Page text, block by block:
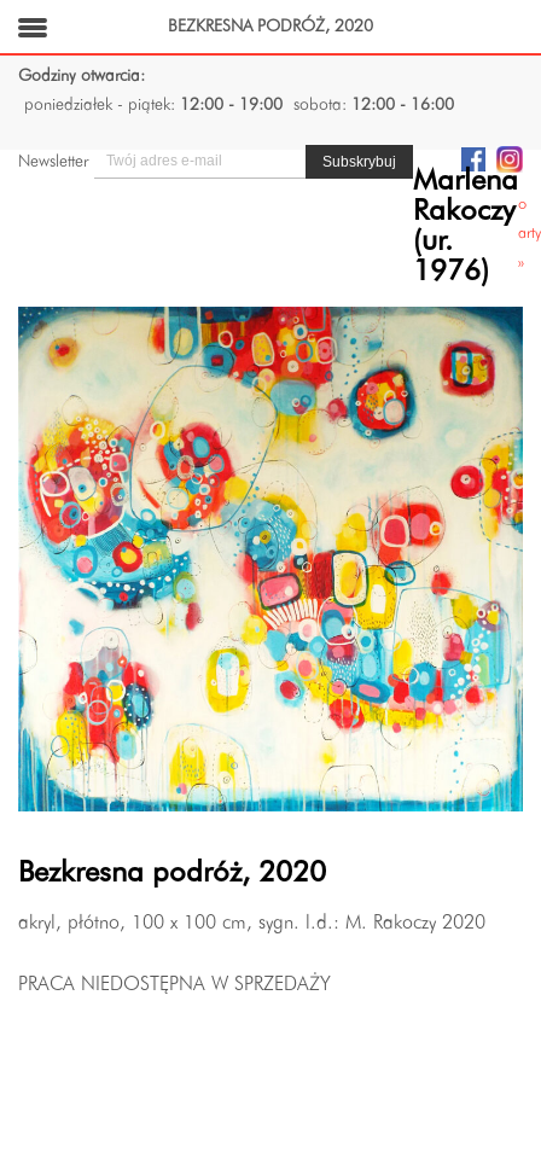
Godziny otwarcia:
poniedziałek - piątek:
12:00 - 19:00 sobota: 12:00 - 16:00
Newsletter
Marlena
Rakoczy
(ur.
1976)
o
»
Bezkresna podróż, 2020
akryl, płótno, 100 x 100 cm, sygn. l.d.: M. Rakoczy 2020
PRACA NIEDOSTĘPNA W SPRZEDAŻY
BEZKRESNA PODRÓŻ, 2020